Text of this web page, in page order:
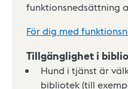
funktionsnedsättning
För dig med
Tillgänglighet i
Hund i tjänst är
bibliotek (till